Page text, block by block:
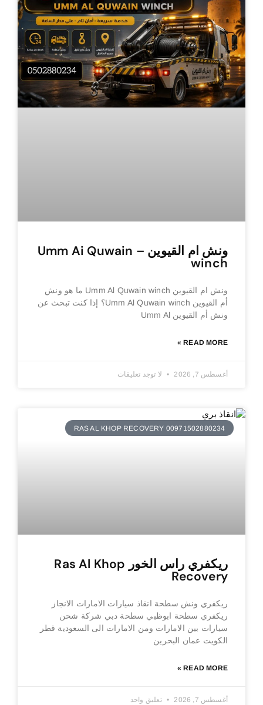
ونش ام القيوين – Umm Ai Quwain
winch
ونش ام القيوين Umm Al Quwain winch ما هو ونش
أم القيوين Umm Al Quwain winch؟ إذا كنت تبحث عن
ونش أم القيوين Umm Al
READ MORE »
أغسطس 7, 2026 لا توجد تعليقات
RAS AL KHOP RECOVERY 00971502880234
ريكفري راس الخور Ras Al Khop
Recovery
ريكفري ونش سطحة انقاذ سيارات الامارات الانجاز
ريكفري سطحة ابوظبي سطحة دبي شركة شحن
سيارات بين الامارات ومن الامارات الى السعودية قطر
الكويت عمان البحرين
READ MORE »
أغسطس 7, 2026 تعليق واحد